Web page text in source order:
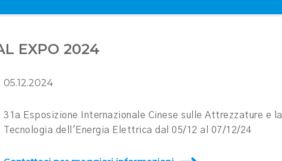
EXPO 2024
05.12.2024
31a Esposizione Internazionale Cinese sulle Attrezzature e la
Tecnologia dell'Energia Elettrica dal 05/12 al 07/12/24